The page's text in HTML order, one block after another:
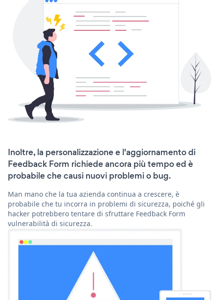
Inoltre, la personalizzazione e l'aggiornamento di
Feedback Form richiede ancora più tempo ed è
probabile che causi nuovi problemi o bug.
Man mano che la tua azienda continua a crescere, è
probabile che tu incorra in problemi di sicurezza, poiché gli
hacker potrebbero tentare di sfruttare Feedback Form
vulnerabilità di sicurezza.